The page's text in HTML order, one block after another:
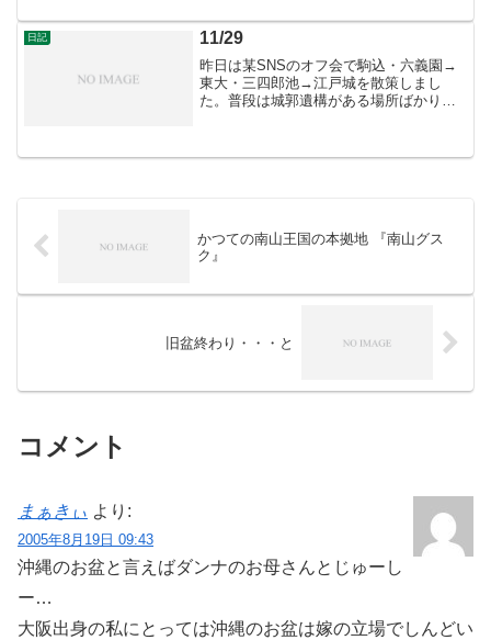
せんでした。
日記 11/29
昨日は某SNSのオフ会で駒込・六義園→
東大・三四郎池→江戸城を散策しまし
た。普段は城郭遺構がある場所ばかりな
かつての南山王国の本拠地 『南山グス
ク』
旧盆終わり・・・と
コメント
まぁきぃ より:
2005年8月19日 09:43
沖縄のお盆と言えばダンナのお母さんとじゅーし
ー…
大阪出身の私にとっては沖縄のお盆は嫁の立場でしんどい